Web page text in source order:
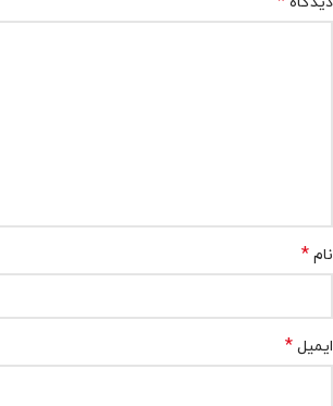
نام *
ایمیل *